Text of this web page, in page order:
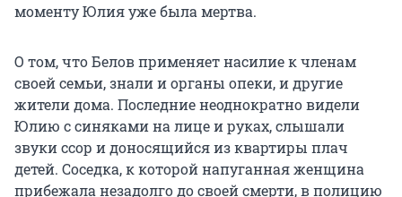
моменту Юлия уже была мертва.
О том, что Белов применяет насилие к членам
своей семьи, знали и органы опеки, и другие
жители дома. Последние неоднократно видели
Юлию с синяками на лице и руках, слышали
звуки ссор и доносящийся из квартиры плач
детей. Соседка, к которой напуганная женщина
прибежала незадолго до своей смерти, в полицию